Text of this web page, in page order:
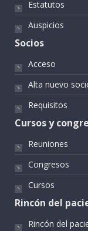
Estatutos
Auspicios
Socios
Acceso
Alta nuevo
Requisitos
Cursos y
Reuniones
Congresos
Cursos
Rincón del
Rincón del